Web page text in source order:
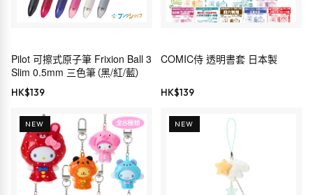
Pilot 可擦式原子筆 Frixion Ball 3
Slim 0.5mm 三色筆（黑/紅/藍）
HK$139
COMIC侍 透明書套 日本製
HK$139
NEW NEW